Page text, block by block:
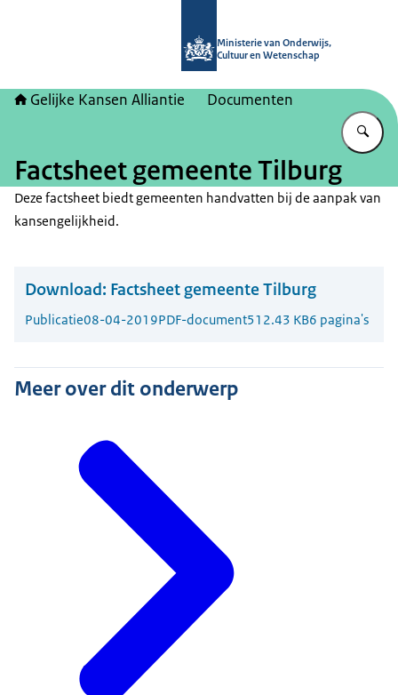
Ministerie van Onderwijs,
Cultuur en Wetenschap
Gelijke Kansen Alliantie Documenten
Factsheet gemeente Tilburg
Deze factsheet biedt gemeenten handvatten bij de aanpak van
kansengelijkheid.
Download: Factsheet gemeente Tilburg
Publicatie08-04-2019PDF-document512.43 KB6 pagina's
Meer over dit onderwerp